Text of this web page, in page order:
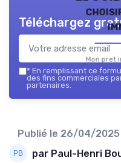
Mon pret
Téléchargez
* En remplissant ce
des fins commerciales
partenaires.
Publié le 26/04/2025
par Paul-Henri